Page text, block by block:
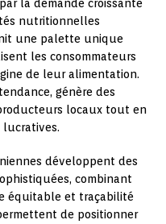
la demande croissante
nutritionnelles
une palette unique
les consommateurs
de leur alimentation.
génère des
locaux tout en
lucratives.
développent des
combinant
équitable et traçabilité
de positionner